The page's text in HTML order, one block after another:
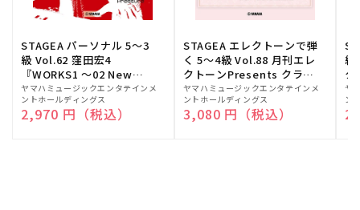
STAGEA パーソナル 5～3
級 Vol.62 窪田宏4
『WORKS1 ～02 New
edition～』
販
売
元:
ヤマハミュージックエンタテインメ
ントホールディングス
通常価格
2,970 円（税込）
STAGEA エレクトーンで弾
く 5～4級 Vol.88 月刊エレ
クトーンPresents クラシ
ック名曲集
販
売
元:
ヤマハミュージックエンタテインメ
ントホールディングス
通常価格
3,080 円（税込）
級
ク
販
売
元:
ヤ
ン